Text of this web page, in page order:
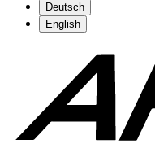
Deutsch
English